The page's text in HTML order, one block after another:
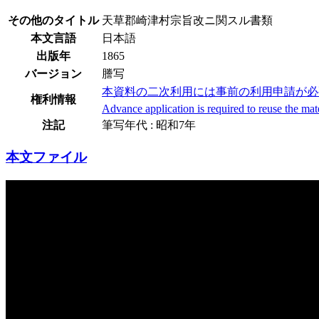
その他のタイトル 天草郡崎津村宗旨改ニ関スル書類
本文言語
日本語
出版年
1865
バージョン
謄写
権利情報
本資料の二次利用には事前の利用申請が
Advance application is required to reuse the
注記
筆写年代 : 昭和7年
本文ファイル